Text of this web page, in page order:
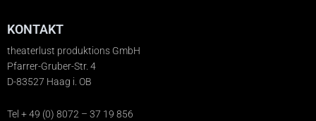
KONTAKT
theaterlust produktions GmbH
Pfarrer-Gruber-Str. 4
D-83527 Haag i. OB
Tel + 49 (0) 8072 – 37 19 856